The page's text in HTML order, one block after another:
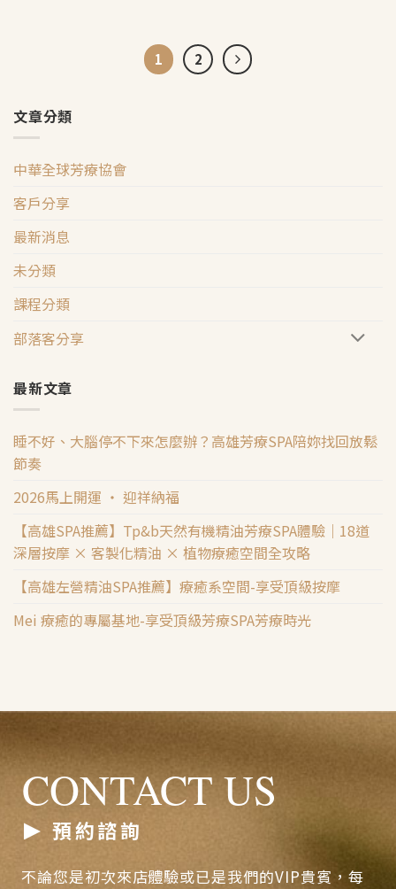
文章分類
中華全球芳療協會
客戶分享
最新消息
未分類
課程分類
部落客分享
最新文章
睡不好、大腦停不下來怎麼辦？高雄芳療SPA陪妳找回放鬆
節奏
2026馬上開運 ‧ 迎祥納福
【高雄SPA推薦】Tp&b天然有機精油芳療SPA體驗｜18道
深層按摩 × 客製化精油 × 植物療癒空間全攻略
【高雄左營精油SPA推薦】療癒系空間-享受頂級按摩
Mei 療癒的專屬基地-享受頂級芳療SPA芳療時光
1 2
CONTACT US
預約諮詢
不論您是初次來店體驗或已是我們的VIP貴賓，每